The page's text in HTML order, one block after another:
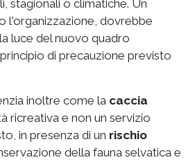
stagionali o climatiche. Un
l'organizzazione, dovrebbe
luce del nuovo quadro
di precauzione previsto
inoltre come la caccia
ricreativa e non un servizio
in presenza di un rischio
della fauna selvatica e